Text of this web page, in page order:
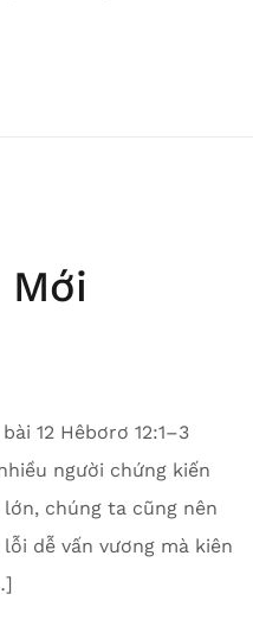
12 Hêbơrơ 12:1–3
người chứng kiến
chúng ta cũng nên
dễ vấn vương mà kiên